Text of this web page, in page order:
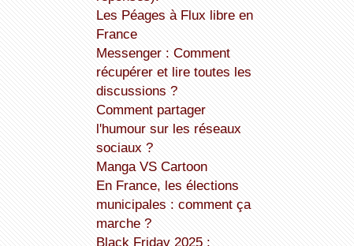
Les Péages à Flux libre en
France
Messenger : Comment
récupérer et lire toutes les
discussions ?
Comment partager
l'humour sur les réseaux
sociaux ?
Manga VS Cartoon
En France, les élections
municipales : comment ça
marche ?
Black Friday 2025 :